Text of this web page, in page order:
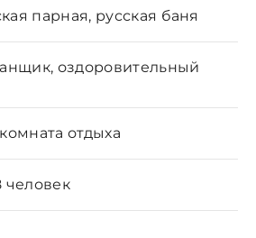
парная, русская баня
оздоровительный
отдыха
человек